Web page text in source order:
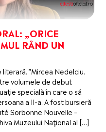
„ORICE
RÂND UN
”Mircea Nedelciu.
volumele de debut
specială în care o să
a II-a. A fost bursieră
Sorbonne Nouvelle –
Muzeului Național al […]